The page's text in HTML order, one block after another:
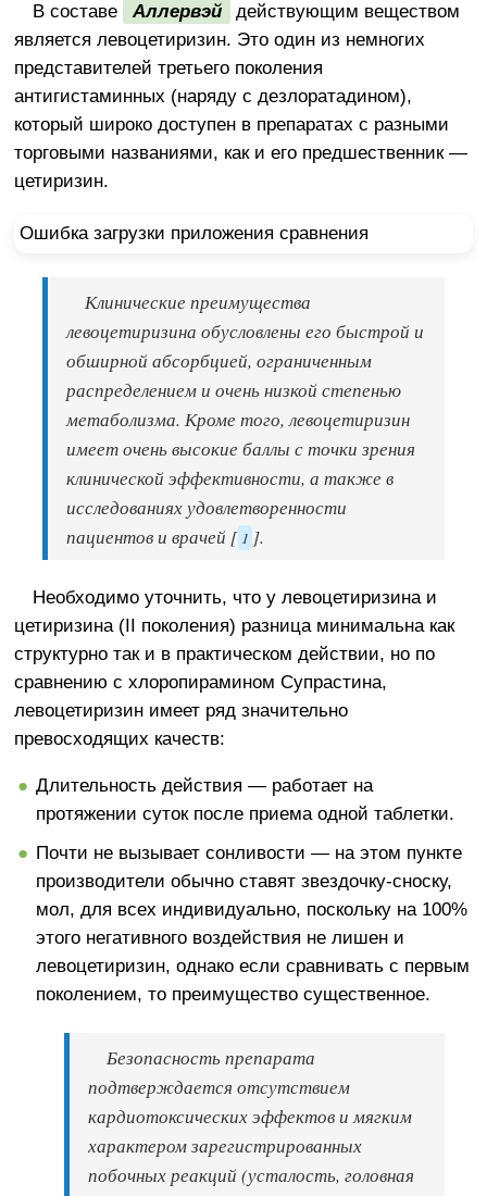
В составе Аллервэй
действующим веществом
является левоцетиризин. Это один из немногих
представителей третьего поколения
антигистаминных (наряду с дезлоратадином),
который широко доступен в препаратах с разными
торговыми названиями, как и его предшественник —
цетиризин.
Ошибка загрузки приложения сравнения
Клинические преимущества
левоцетиризина обусловлены его быстрой и
обширной абсорбцией, ограниченным
распределением и очень низкой степенью
метаболизма. Кроме того, левоцетиризин
имеет очень высокие баллы с точки зрения
клинической эффективности, а также в
исследованиях удовлетворенности
пациентов и врачей [ 1 ].
Необходимо уточнить, что у левоцетиризина и
цетиризина (II поколения) разница минимальна как
структурно так и в практическом действии, но по
сравнению с хлоропирамином Супрастина,
левоцетиризин имеет ряд значительно
превосходящих качеств:
Длительность действия — работает на
протяжении суток после приема одной таблетки.
Почти не вызывает сонливости — на этом пункте
производители обычно ставят звездочку-сноску,
мол, для всех индивидуально, поскольку на 100%
этого негативного воздействия не лишен и
левоцетиризин, однако если сравнивать с первым
поколением, то преимущество существенное.
Безопасность препарата
подтверждается отсутствием
кардиотоксических эффектов и мягким
характером зарегистрированных
побочных реакций (усталость, головная